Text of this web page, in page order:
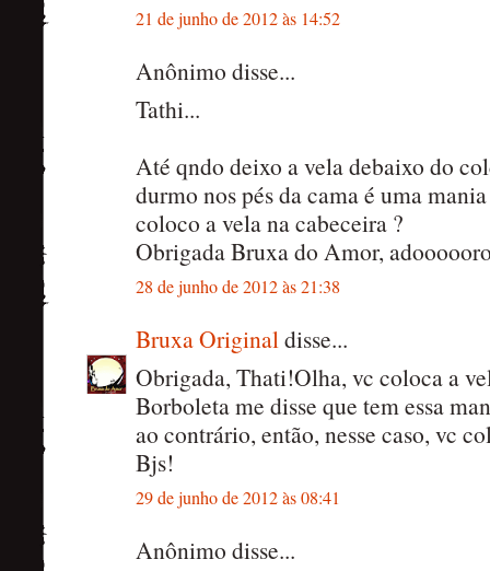
21 de junho de 2012 às 14:52
Anônimo disse...
Tathi...
Até qndo deixo a vela debaixo do
durmo nos pés da cama é uma
coloco a vela na cabeceira ?
Obrigada Bruxa do Amor,
28 de junho de 2012 às 21:38
Bruxa Originaldisse...
Obrigada, Thati!Olha, vc coloca a
Borboleta me disse que tem essa
ao contrário, então, nesse caso, vc
Bjs!
29 de junho de 2012 às 08:41
Anônimo disse...